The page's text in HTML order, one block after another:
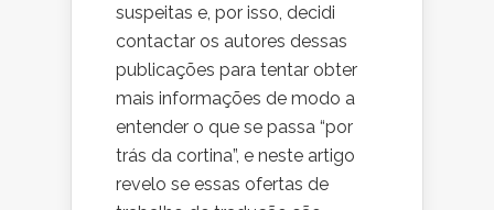
suspeitas e, por isso, decidi
contactar os autores dessas
publicações para tentar obter
mais informações de modo a
entender o que se passa “por
trás da cortina”, e neste artigo
revelo se essas ofertas de